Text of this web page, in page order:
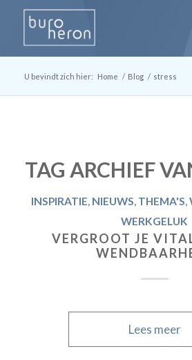
U bevindt zich hier: Home / Blog / stress
TAG ARCHIEF
INSPIRATIE, NIEUWS, THEMA'S,
WERKGELUK
VERGROOT JE
Lees meer